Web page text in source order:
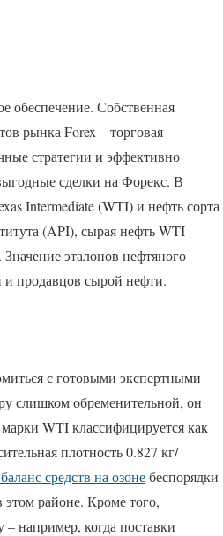
обеспечение. Собственная
рынка Forex – торговая
стратегии и эффективно
сделки на Форекс. В
Intermediate (WTI) и нефть сорта
(API), сырая нефть WTI
эталонов нефтяного
и продавцов сырой нефти.
с готовыми экспертными
слишком обременительной, он
WTI классифицируется как
плотность 0.827 кг/
средств на озонебеспорядки
этом районе. Кроме того,
например, когда поставки